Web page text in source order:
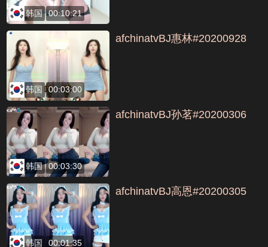
韩国 00:10:21
韩国 00:03:00
afchinatvBJ惠林#20200928
韩国 00:03:30
afchinatvBJ孙茗#20200306
韩国 00:01:35
afchinatvBJ高恩#20200305